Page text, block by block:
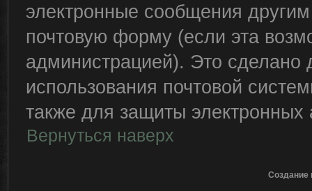
электронные сообщения
почтовую форму (если эта
администрацией). Это сделано
использования почтовой
также для защиты электронных
Вернуться наверх
Создание